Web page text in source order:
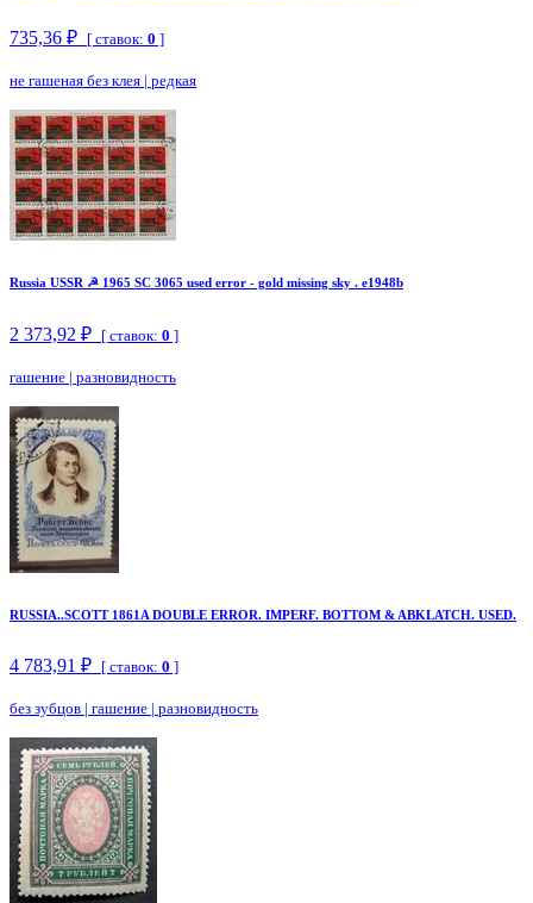
735,36 ₽ [ ставок: 0 ]
не гашеная без клея | редкая
Russia USSR ☭ 1965 SC 3065 used error - gold missing sky . e1948b
2 373,92 ₽ [ ставок: 0 ]
гашение | разновидность
RUSSIA..SCOTT 1861A DOUBLE ERROR. IMPERF. BOTTOM & ABKLATCH. USED.
4 783,91 ₽ [ ставок: 0 ]
без зубцов | гашение | разновидность